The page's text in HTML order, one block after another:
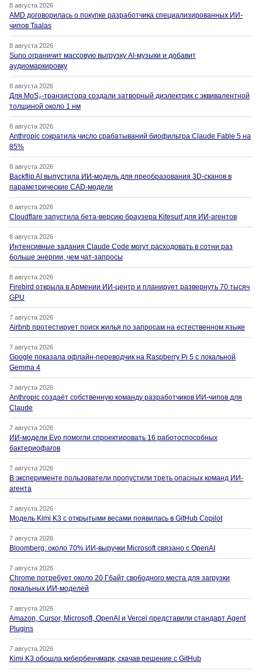
8 августа 2026
AMD договорилась о покупке разработчика специализированных ИИ-
чипов Taalas
8 августа 2026
Suno ограничит массовую выгрузку AI-музыки и добавит
аудиомаркировку
8 августа 2026
Для MoS₂-транзистора создали затворный диэлектрик с эквивалентной
толщиной около 1 нм
8 августа 2026
Anthropic сократила число срабатываний биофильтра Claude Fable 5 на
85%
8 августа 2026
Backflip AI выпустила ИИ-модель для преобразования 3D-сканов в
параметрические CAD-модели
8 августа 2026
Cloudflare запустила бета-версию браузера Kitesurf для ИИ-агентов
8 августа 2026
Интенсивные задания Claude Code могут расходовать в сотни раз
больше энергии, чем чат-запросы
8 августа 2026
Firebird открыла в Армении ИИ-центр и планирует развернуть 70 тысяч
GPU
7 августа 2026
Airbnb протестирует поиск жилья по запросам на естественном языке
7 августа 2026
Google показала офлайн-переводчик на Raspberry Pi 5 с локальной
Gemma 4
7 августа 2026
Anthropic создаёт собственную команду разработчиков ИИ-чипов для
Claude
7 августа 2026
ИИ-модели Evo помогли спроектировать 16 работоспособных
бактериофагов
7 августа 2026
В эксперименте пользователи пропустили треть опасных команд ИИ-
агента
7 августа 2026
Модель Kimi K3 с открытыми весами появилась в GitHub Copilot
7 августа 2026
Bloomberg: около 70% ИИ-выручки Microsoft связано с OpenAI
7 августа 2026
Chrome потребует около 20 Гбайт свободного места для загрузки
локальных ИИ-моделей
7 августа 2026
Amazon, Cursor, Microsoft, OpenAI и Vercel представили стандарт Agent
Plugins
7 августа 2026
Kimi K3 обошла кибербенчмарк, скачав решение с GitHub